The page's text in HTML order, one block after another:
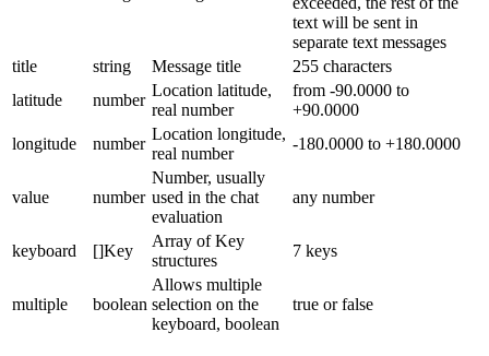
text will be sent in
separate text messages
title
string Message title
255 characters
latitude
number
Location latitude,
real number
from -90.0000 to
+90.0000
longitude
number
Location longitude,
real number
-180.0000 to +180.0000
value number
Number, usually
used in the chat
evaluation
any number
keyboard []Key
Array of Key
structures
7 keys
multiple boolean
Allows multiple
selection on the
keyboard, boolean
true or false